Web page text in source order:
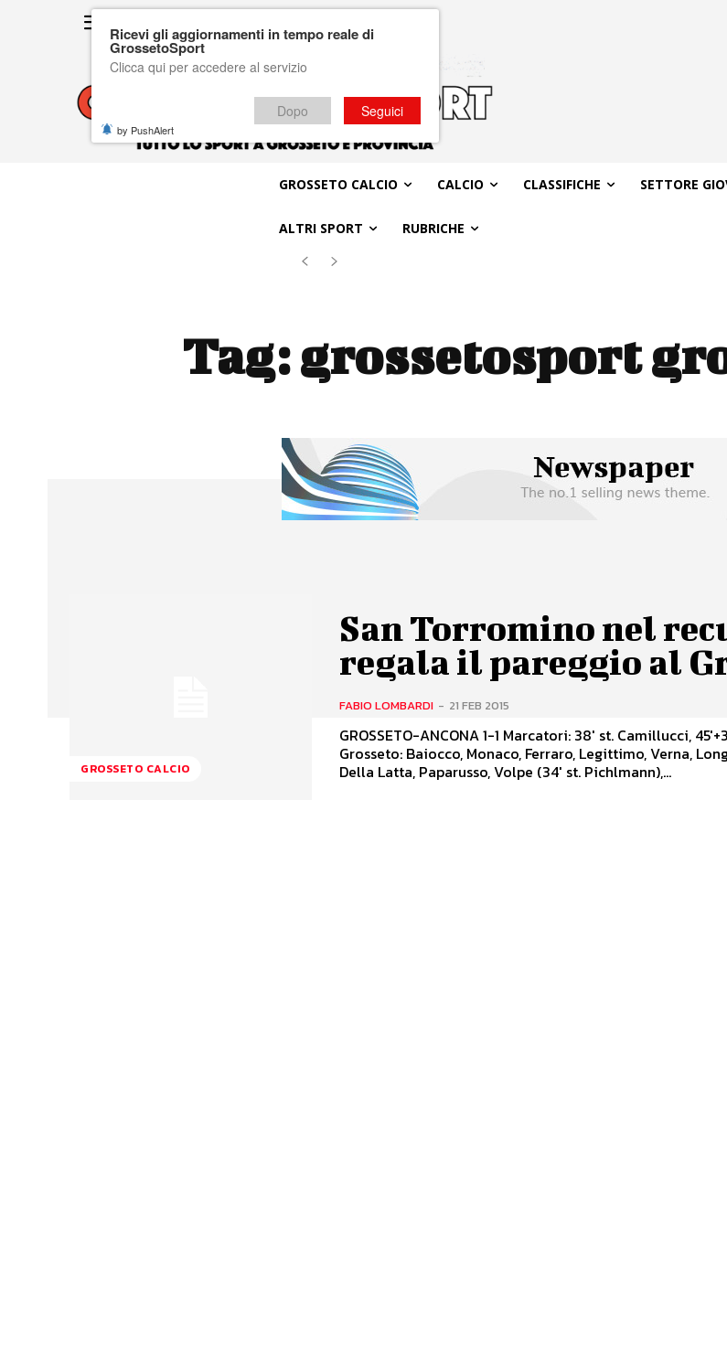
GROSSETO CALCIO CALCIO CLASSIFICHE SETTORE
ALTRI SPORT RUBRICHE
Tag:grossetosport
GROSSETO CALCIO
San Torromino nel
regala il pareggio al
FABIO LOMBARDI - 21 FEB 2015
GROSSETO-ANCONA 1-1 Marcatori: 38' st. Camillucci,
Grosseto: Baiocco, Monaco, Ferraro, Legittimo, Verna,
Della Latta, Paparusso, Volpe (34' st. Pichlmann),...
Ricevi gli aggiornamenti in tempo reale di
GrossetoSport
Clicca qui per accedere al servizio
Dopo Seguici
by PushAlert